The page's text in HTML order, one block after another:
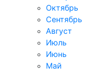
Октябрь
Сентябрь
Август
Июль
Июнь
Май